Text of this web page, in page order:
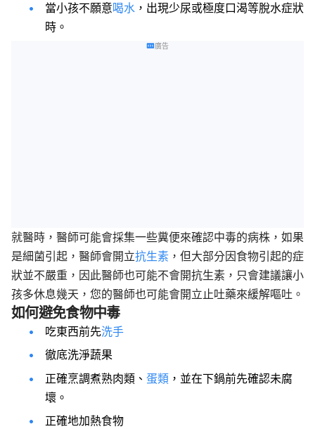
當小孩不願意喝水 ，出現少尿或極度口渴等脫水症狀
時。
廣告
就醫時，醫師可能會採集一些糞便來確認中毒的病株，如果
是細菌引起，醫師會開立抗生素 ，但大部分因食物引起的症
狀並不嚴重，因此醫師也可能不會開抗生素，只會建議讓小
孩多休息幾天，您的醫師也可能會開立止吐藥來緩解嘔吐。
如何避免食物中毒
吃東西前先洗手
徹底洗淨蔬果
正確烹調煮熟肉類、 蛋類 ，並在下鍋前先確認未腐
壞。
正確地加熱食物